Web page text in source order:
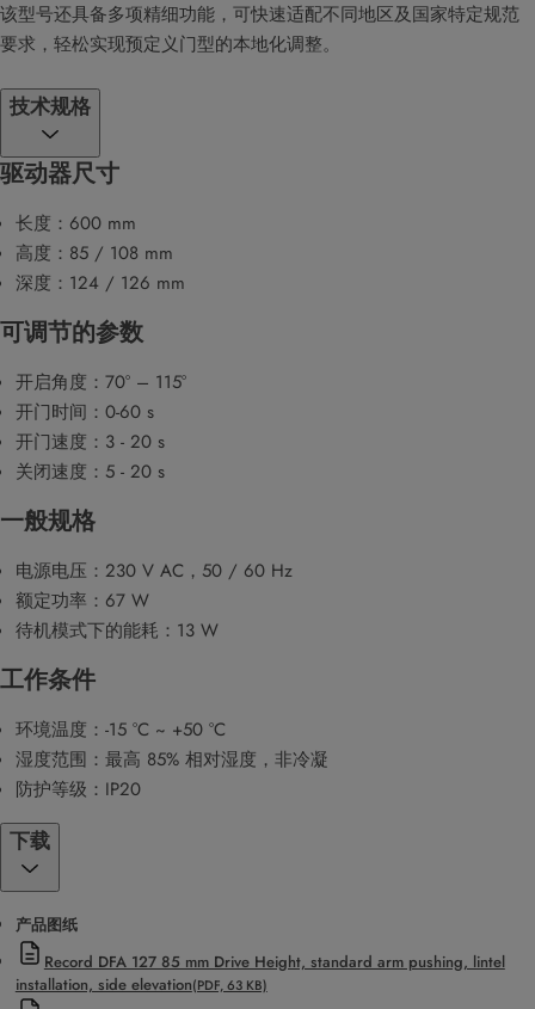
该型号还具备多项精细功能，可快速适配不同地区及国家特定规范
要求，轻松实现预定义门型的本地化调整。​
技术规格
驱动器尺寸
长度：600 mm
高度：85 / 108 mm
深度：124 / 126 mm
可调节的参数
开启角度：70° – 115°
开门时间：0-60 s
开门速度：3 - 20 s
关闭速度：5 - 20 s
一般规格
电源电压：230 V AC，50 / 60 Hz
额定功率：67 W
待机模式下的能耗：13 W
工作条件
环境温度：-15 °C ~ +50 °C
湿度范围：最高 85% 相对湿度，非冷凝
防护等级：IP20
下载
产品图纸
Record DFA 127 85 mm Drive Height, standard arm pushing, lintel
installation, side elevation(PDF, 63 KB)